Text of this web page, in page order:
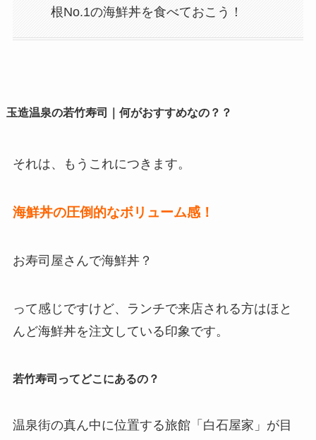
根No.1の海鮮丼を食べておこう！
玉造温泉の若竹寿司｜何がおすすめなの？？
それは、もうこれにつきます。
海鮮丼の圧倒的なボリューム感！
お寿司屋さんで海鮮丼？
って感じですけど、ランチで来店される方はほと
んど海鮮丼を注文している印象です。
若竹寿司ってどこにあるの？
温泉街の真ん中に位置する旅館「白石屋家」が目